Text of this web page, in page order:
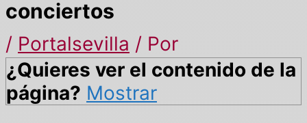
conciertos
/ Portalsevilla / Por
¿Quieres ver el contenido de la
página? Mostrar